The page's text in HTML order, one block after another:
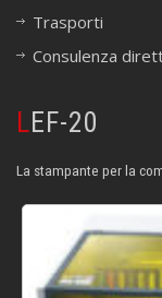
Trasporti
Consulenza
LEF-20
La stampante per la